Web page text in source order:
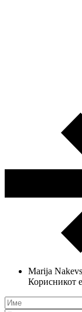
Marija
Корисникот